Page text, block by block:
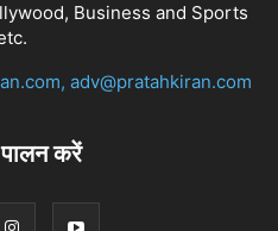
Business and Sports
adv@pratahkiran.com
करें